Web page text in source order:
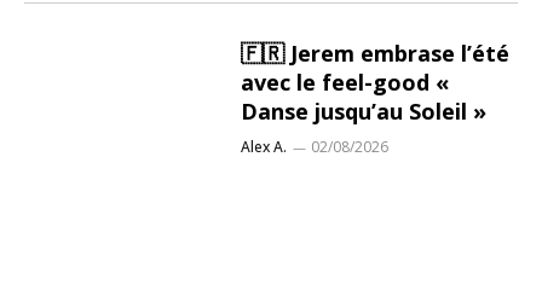
🇫🇷 Jerem embrase l’été
avec le feel-good «
Danse jusqu’au Soleil »
Alex A. 02/08/2026